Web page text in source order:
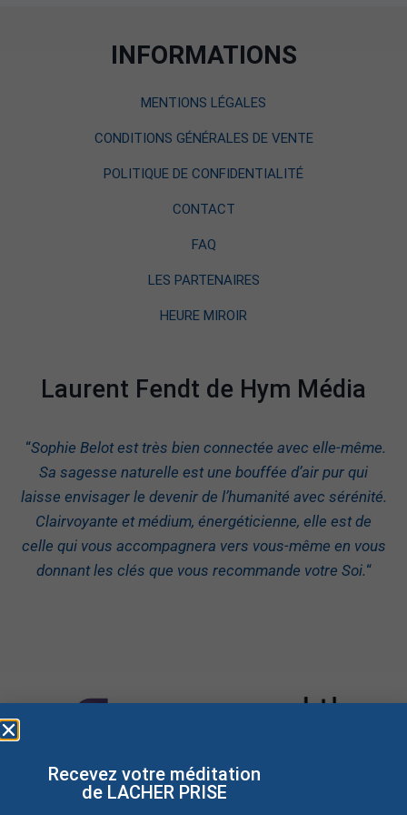
INFORMATIONS
MENTIONS LÉGALES
CONDITIONS GÉNÉRALES DE VENTE
POLITIQUE DE CONFIDENTIALITÉ
CONTACT
FAQ
LES PARTENAIRES
HEURE MIROIR
Laurent Fendt de Hym Média
“Sophie Belot est très bien connectée avec elle-même.
Sa sagesse naturelle est une bouffée d’air pur qui
laisse envisager le devenir de l’humanité avec sérénité.
Clairvoyante et médium, énergéticienne, elle est de
celle qui vous accompagnera vers vous-même en vous
donnant les clés que vous recommande votre Soi.“
Recevez votre méditation
de LACHER PRISE